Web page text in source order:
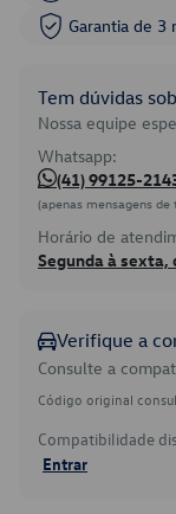
Garantia de 3
Tem dúvidas
Nossa equipe
Whatsapp:
(41) 99125-
(apenas mensagens
Horário de
Segunda à sexta,
Verifique a
Consulte a
Código original
Compatibilidade
Entrar